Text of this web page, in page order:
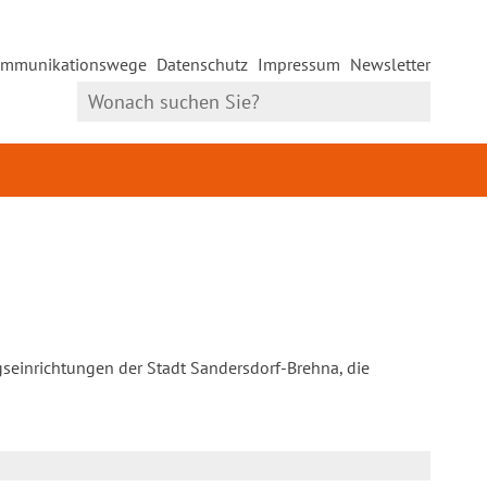
Datenschutz Impressum Newsletter
der Stadt Sandersdorf-Brehna, die